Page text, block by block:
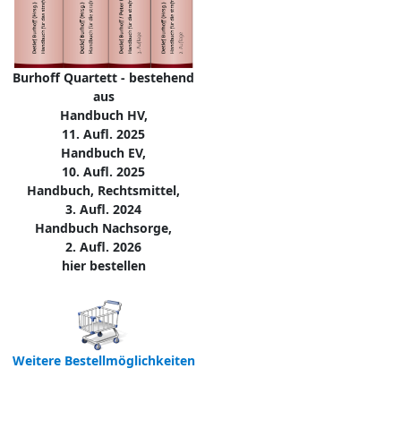
Burhoff Quartett - bestehend
aus
Handbuch HV,
11. Aufl. 2025
Handbuch EV,
10. Aufl. 2025
Handbuch, Rechtsmittel,
3. Aufl. 2024
Handbuch Nachsorge,
2. Aufl. 2026
hier bestellen
Weitere Bestellmöglichkeiten